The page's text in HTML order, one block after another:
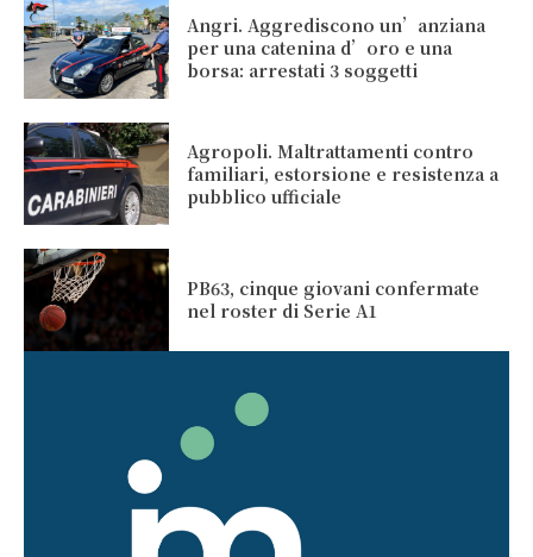
Angri. Aggrediscono un’anziana
per una catenina d’oro e una
borsa: arrestati 3 soggetti
Agropoli. Maltrattamenti contro
familiari, estorsione e resistenza a
pubblico ufficiale
PB63, cinque giovani confermate
nel roster di Serie A1